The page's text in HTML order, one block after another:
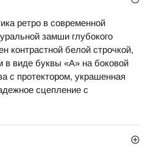
ретро в современной
замши глубокого
контрастной белой строчкой,
в виде буквы «А» на боковой
с протектором, украшенная
сцепление с